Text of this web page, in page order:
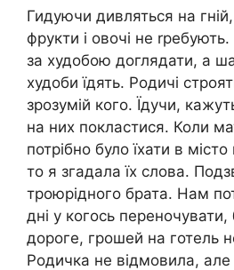
Гидуючи дивляться на
фрукти і овочі не
за худобою доглядати, а
худоби їдять. Родичі
зрозумій кого. Їдучи,
на них покластися. Коли
потрібно було їхати в
то я згадала їх слова.
троюрідного брата. Нам
дні у когось
дороге, грошей на готель
Родичка не відмовила, але